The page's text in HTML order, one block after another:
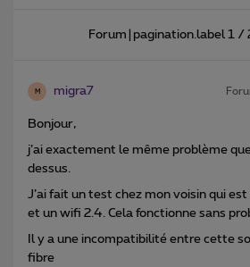
Forum|pagination.label 1 /
M migra7
Bonjour,
j’ai exactement le même problème
dessus.
J’ai fait un test chez mon voisin qui
et un wifi 2.4. Cela fonctionne sans
Il y a une incompatibilité entre cette
fibre